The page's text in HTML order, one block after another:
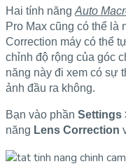
Hai tính năng Auto
Pro Max cũng có thể là
Correction máy có thể
chỉnh độ rộng của góc
năng này đi xem có sự
ảnh đầu ra không.
Bạn vào phần Settings
năng Lens Correction